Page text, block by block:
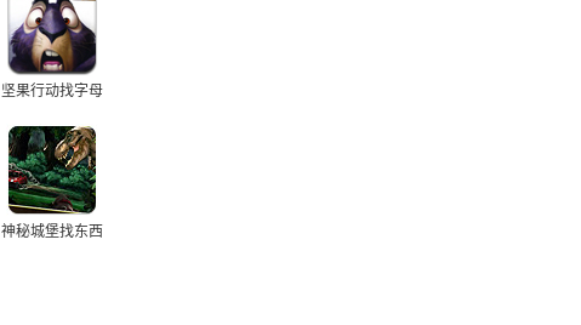
坚果行动找字母
神秘城堡找东西